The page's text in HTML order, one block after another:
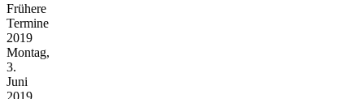
Frühere
Termine
2019
Montag,
3.
Juni
2019